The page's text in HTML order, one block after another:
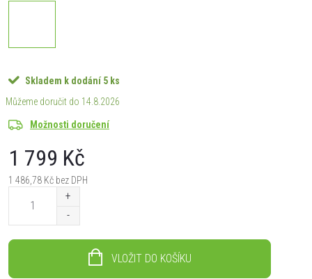
Skladem k dodání 5 ks
14.8.2026
Možnosti doručení
1 799 Kč
1 486,78 Kč bez DPH
VLOŽIT DO KOŠÍKU